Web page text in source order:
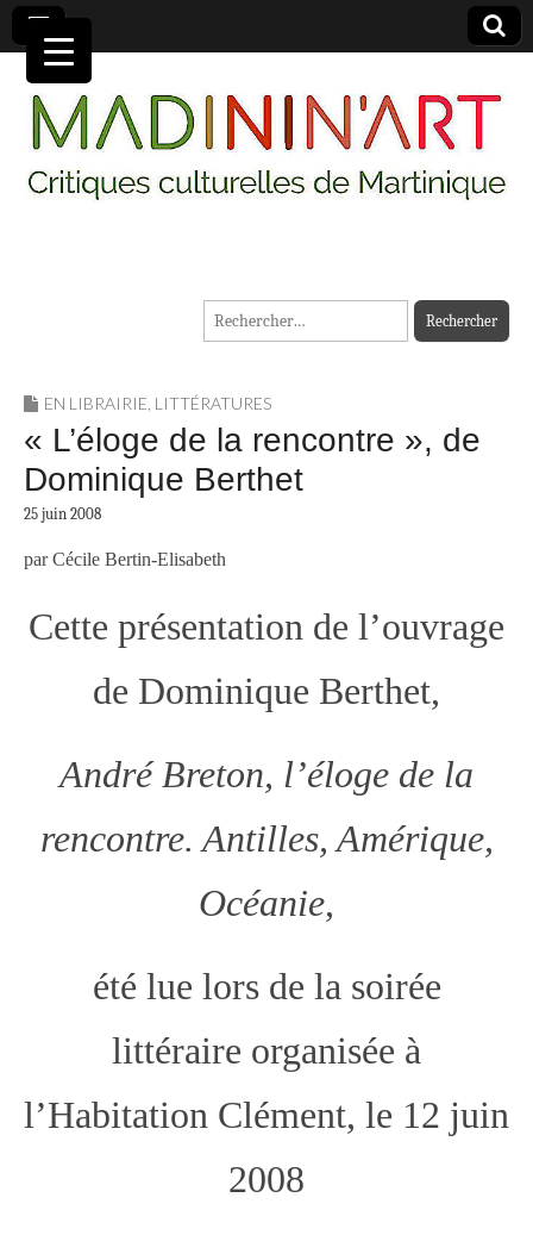
MADININ'ART
Rechercher :
EN LIBRAIRIE, LITTÉRATURES
« L’éloge de la rencontre », de
Dominique Berthet
25 juin 2008
par Cécile Bertin-Elisabeth
Cette présentation de l’ouvrage
de Dominique Berthet,
André Breton, l’éloge de la
rencontre. Antilles, Amérique,
Océanie,
été lue lors de la soirée
littéraire organisée à
l’Habitation Clément, le 12 juin
2008